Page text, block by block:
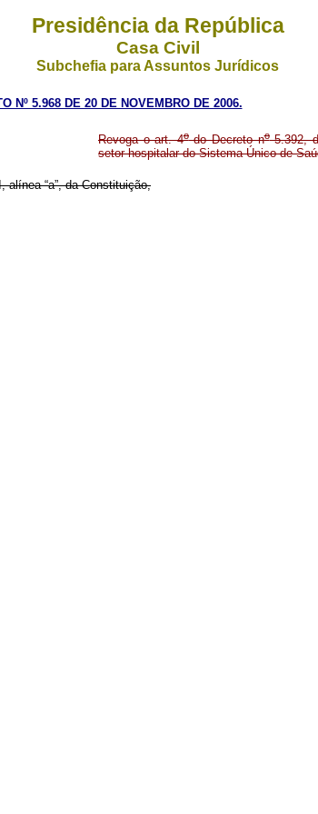
Presidência da República
Casa Civil
Subchefia para Assuntos Jurídicos
Nº 5.968 DE 20 DE NOVEMBRO DE 2006.
Revoga o art. 4odo Decreto no5.392,
setor hospitalar do Sistema Único de
“a”, da Constituição,